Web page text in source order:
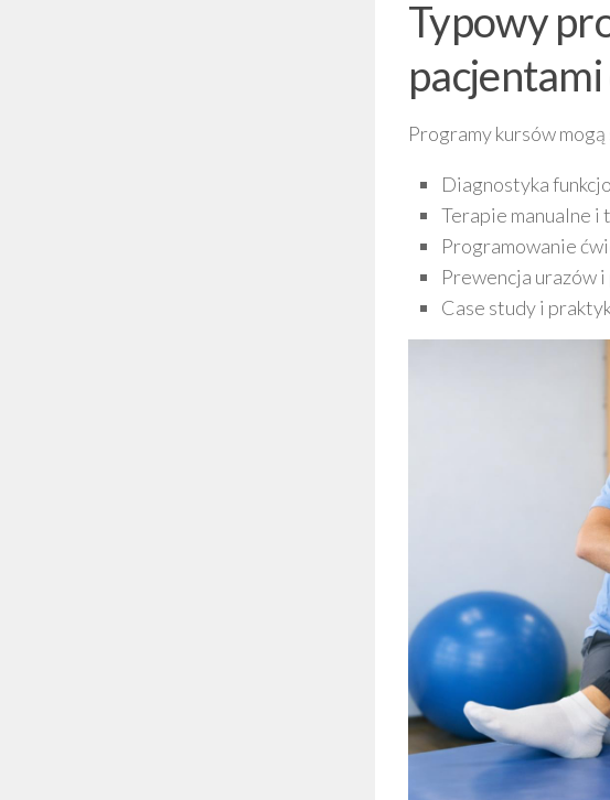
Typowy
Programy kursów
Diagnostyka
Terapie manualne i
Programowanie
Prewencja urazów
Case study i